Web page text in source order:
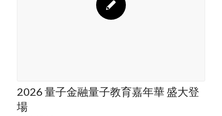
2026 量子金融量子教育嘉年華 盛大登
場